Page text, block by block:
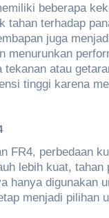
beberapa
tahan terhadap
juga
menurunkan
atau
tinggi karena
FR4, perbedaan
lebih kuat,
hanya digunakan
menjadi pilihan